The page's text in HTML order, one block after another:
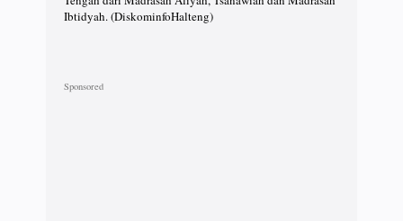
Ibtidyah. (DiskominfoHalteng)